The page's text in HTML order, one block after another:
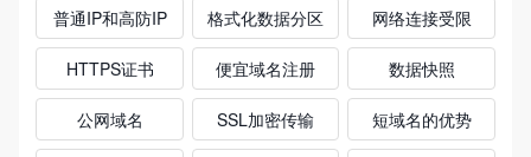
普通IP和高防IP 格式化数据分区 网络连接受限
HTTPS证书 便宜域名注册 数据快照
公网域名 SSL加密传输 短域名的优势